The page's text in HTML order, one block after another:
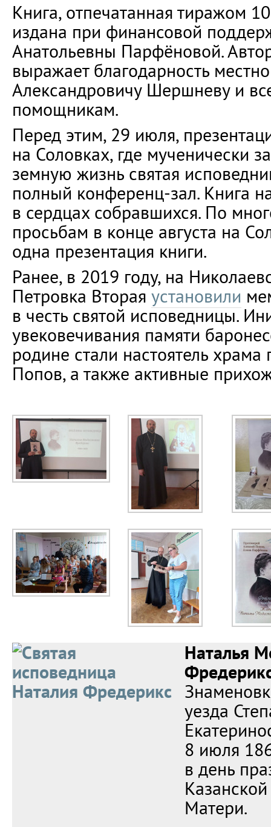
Книга, отпечатанная тиражом
издана при финансовой
Анатольевны Парфёновой.
выражает благодарность
Александровичу Шершневу и
помощникам.
Перед этим, 29 июля,
на Соловках, где мученически
земную жизнь святая
полный конференц-зал. Книга
в сердцах собравшихся. По
просьбам в конце августа на
одна презентация книги.
Ранее, в 2019 году, на
Петровка Вторая установили
в честь святой исповедницы.
увековечивания памяти
родине стали настоятель
Попов, а также активные
Наталья
уезда
8 июля
в день
Матери.